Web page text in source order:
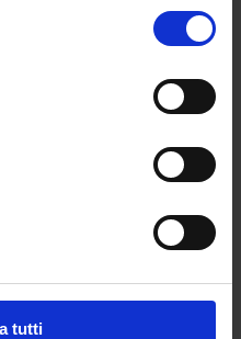
tutti
casi esito positivo ed
su autobus e treni.
essere una chimera
In queste condizioni
scuole in sicurezza è
politiche
a morire.